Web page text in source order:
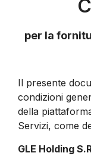
per la
Il presente
condizioni
della
Servizi, come
GLE Holding